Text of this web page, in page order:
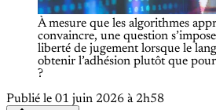
À mesure que les algorithmes
convaincre, une question
liberté de jugement lorsque le
obtenir l’adhésion plutôt que
?
Publié le 01 juin 2026 à 2h58